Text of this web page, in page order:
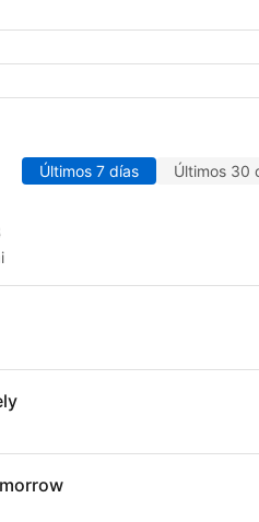
Últimos 7 días Últimos 30